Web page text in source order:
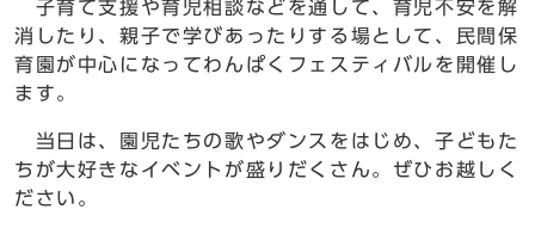
子育て支援や育児相談などを通して、育児不安を解
消したり、親子で学びあったりする場として、民間保
育園が中心になってわんぱくフェスティバルを開催し
ます。
当日は、園児たちの歌やダンスをはじめ、子どもた
ちが大好きなイベントが盛りだくさん。ぜひお越しく
ださい。